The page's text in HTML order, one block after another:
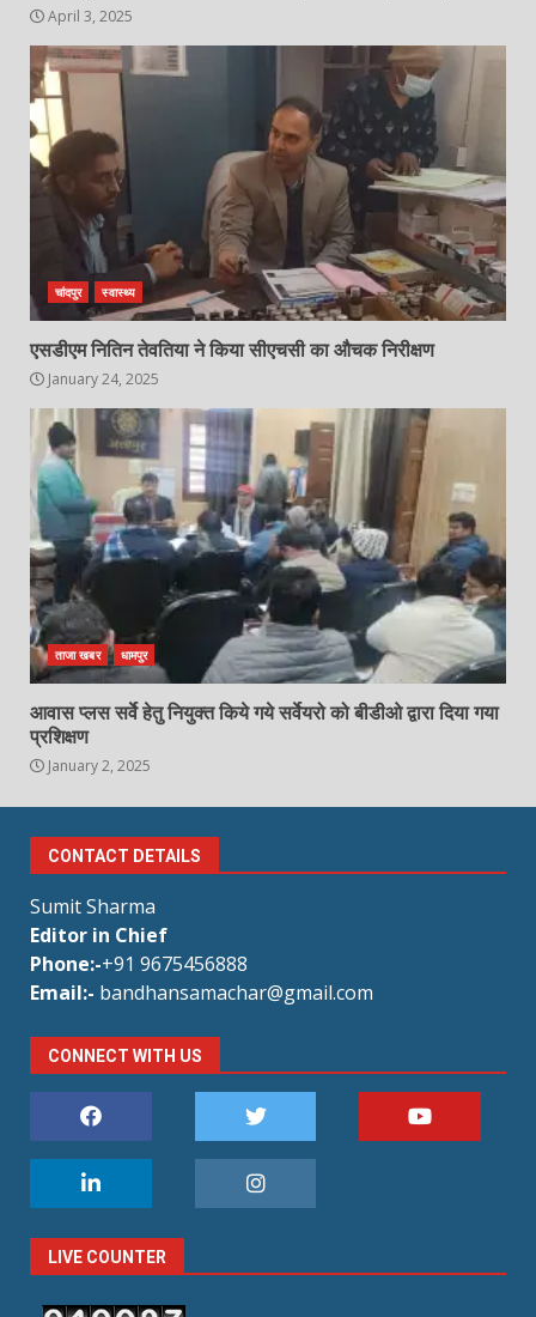
April 3, 2025
चांदपुर स्वास्थ्य
एसडीएम नितिन तेवतिया ने किया सीएचसी का औचक निरीक्षण
January 24, 2025
ताजा खबर धामपुर
आवास प्लस सर्वे हेतु नियुक्त किये गये सर्वेयरो को बीडीओ द्वारा दिया गया
प्रशिक्षण
January 2, 2025
CONTACT DETAILS
Sumit Sharma
Editor in Chief
Phone:-+91 9675456888
Email:- bandhansamachar@gmail.com
CONNECT WITH US
LIVE COUNTER